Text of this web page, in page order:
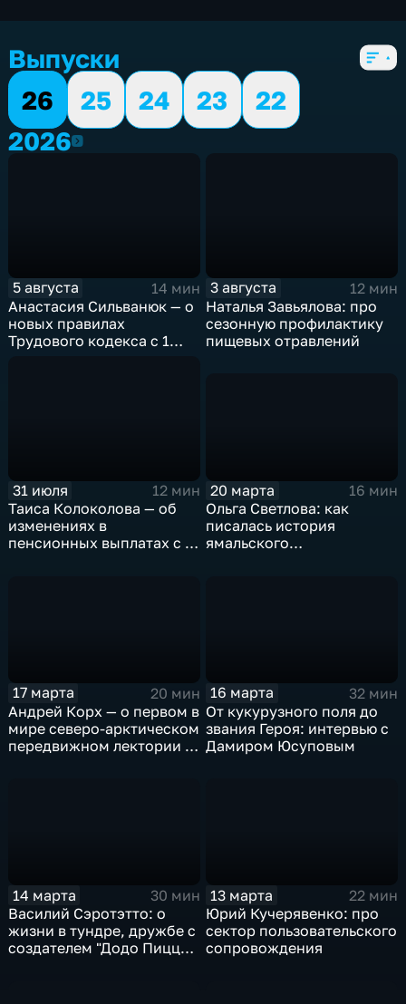
Выпуски
26
25 24 23
22
20262026
5 августа
14 мин
Анастасия Сильванюк — о
новых правилах
Трудового кодекса с 1
3 августа
12 мин
Наталья Завьялова: про
сезонную профилактику
пищевых отравлений
31 июля
12 мин
Таиса Колоколова — об
изменениях в
пенсионных выплатах с 1
20 марта
16 мин
Ольга Светлова: как
писалась история
ямальского
17 марта
20 мин
Андрей Корх — о первом в
мире северо-арктическом
передвижном лектории и
16 марта
32 мин
От кукурузного поля до
звания Героя: интервью с
Дамиром Юсуповым
14 марта
30 мин
Василий Сэротэтто: о
жизни в тундре, дружбе с
создателем "Додо Пиццы"
13 марта
22 мин
Юрий Кучерявенко: про
сектор пользовательского
сопровождения